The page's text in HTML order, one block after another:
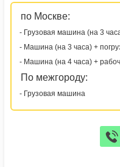
по Москве:
- Грузовая машина (на 3
- Машина (на 3 часа) +
- Машина (на 4 часа) +
По межгороду:
- Грузовая машина